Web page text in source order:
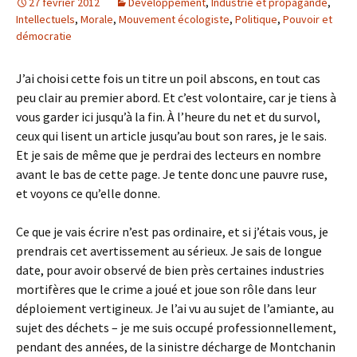
Intellectuels, Morale, Mouvement écologiste, Politique, Pouvoir et
démocratie
J’ai choisi cette fois un titre un poil abscons, en tout cas
peu clair au premier abord. Et c’est volontaire, car je tiens à
vous garder ici jusqu’à la fin. À l’heure du net et du survol,
ceux qui lisent un article jusqu’au bout son rares, je le sais.
Et je sais de même que je perdrai des lecteurs en nombre
avant le bas de cette page. Je tente donc une pauvre ruse,
et voyons ce qu’elle donne.
Ce que je vais écrire n’est pas ordinaire, et si j’étais vous, je
prendrais cet avertissement au sérieux. Je sais de longue
date, pour avoir observé de bien près certaines industries
mortifères que le crime a joué et joue son rôle dans leur
déploiement vertigineux. Je l’ai vu au sujet de l’amiante, au
sujet des déchets – je me suis occupé professionnellement,
pendant des années, de la sinistre décharge de Montchanin